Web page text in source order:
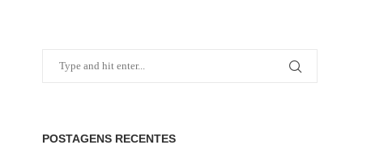
POSTAGENS RECENTES